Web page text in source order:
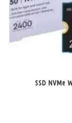
SSD NVMe